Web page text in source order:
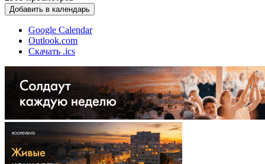
Добавить в календарь
Google Calendar
Outlook.com
Скачать .ics